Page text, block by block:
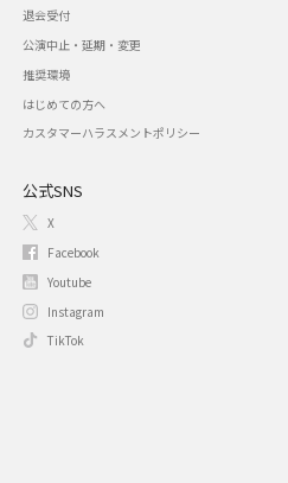
退会受付
公演中止・延期・変更
推奨環境
はじめての方へ
カスタマーハラスメントポリシー
公式SNS
X
Facebook
Youtube
Instagram
TikTok